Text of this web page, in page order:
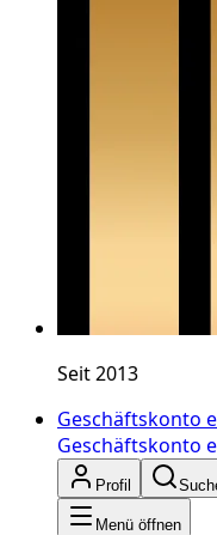
Seit 2013
Geschäftskonto
Geschäftskonto
Profil
Menü öffnen